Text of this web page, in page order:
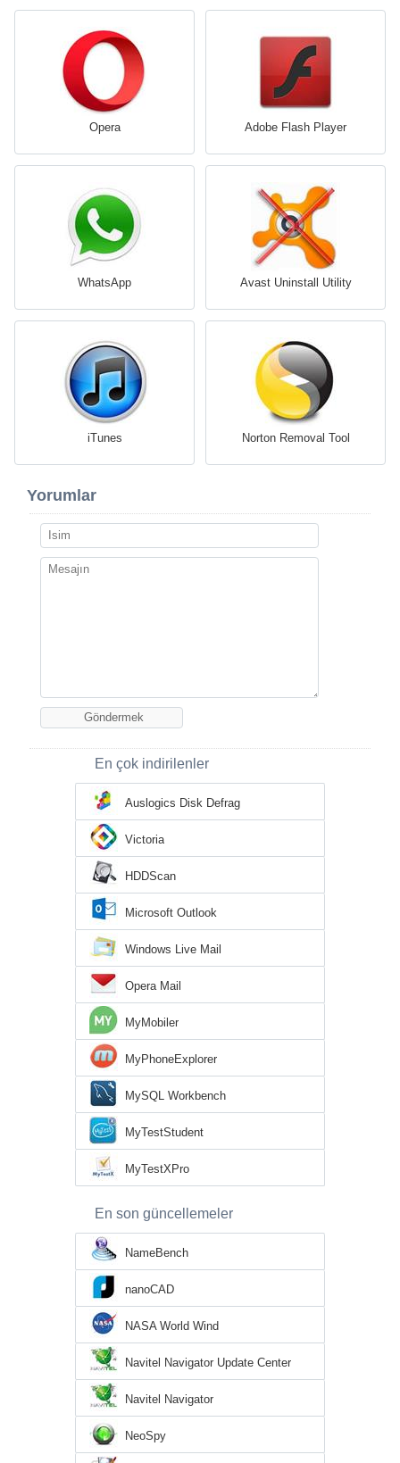
Opera Adobe Flash Player
WhatsApp Avast Uninstall Utility
iTunes Norton Removal Tool
Yorumlar
En çok indirilenler
Auslogics Disk Defrag
Victoria
HDDScan
Microsoft Outlook
Windows Live Mail
Opera Mail
MyMobiler
MyPhoneExplorer
MySQL Workbench
MyTestStudent
MyTestXPro
En son güncellemeler
NameBench
nanoCAD
NASA World Wind
Navitel Navigator Update Center
Navitel Navigator
NeoSpy